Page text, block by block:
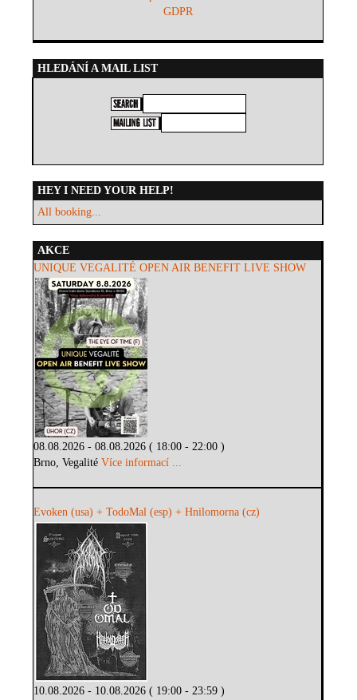
GDPR
HLEDÁNÍ A MAIL LIST
HEY I NEED YOUR HELP!
All booking...
AKCE
UNIQUE VEGALITÉ OPEN AIR BENEFIT LIVE SHOW
08.08.2026 - 08.08.2026 ( 18:00 - 22:00 )
Brno, VegalitéVíce informací ...
Evoken (usa) + TodoMal (esp) + Hnilomorna (cz)
10.08.2026 - 10.08.2026 ( 19:00 - 23:59 )